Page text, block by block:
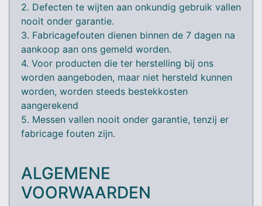
2. Defecten te wijten aan onkundig gebruik vallen
nooit onder garantie.
3. Fabricagefouten dienen binnen de 7 dagen na
aankoop aan ons gemeld worden.
4. Voor producten die ter herstelling bij ons
worden aangeboden, maar niet hersteld kunnen
worden, worden steeds bestekkosten
aangerekend
5. Messen vallen nooit onder garantie, tenzij er
fabricage fouten zijn.
ALGEMENE
VOORWAARDEN